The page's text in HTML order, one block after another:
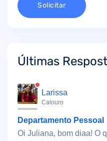
Solicitar
Últimas
Larissa
Calouro
Departamento Pessoal
Oi Juliana, bom diaa! O